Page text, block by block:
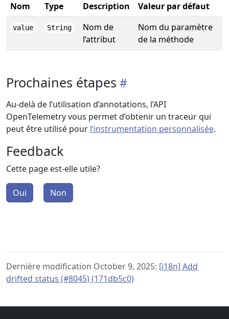
Nom Type Description Valeur par défaut
value String
Nom de
l’attribut
Nom du paramètre
de la méthode
Prochaines étapes
Au-delà de l’utilisation d’annotations, l’API
OpenTelemetry vous permet d’obtenir un traceur qui
peut être utilisé pour l’instrumentation personnalisée.
Feedback
Cette page est-elle utile?
Oui Non
Dernière modification October 9, 2025: [i18n] Add
drifted status (#8045) (171db5c0)